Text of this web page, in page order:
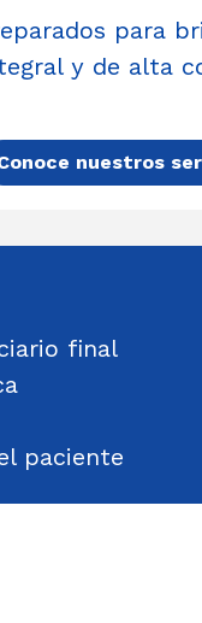
para
y de alta
nuestros
final
paciente